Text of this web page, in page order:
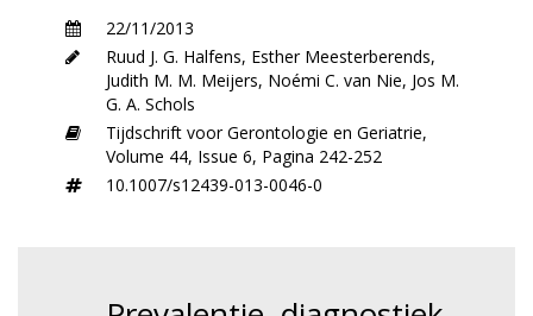
22/11/2013
Ruud J. G. Halfens, Esther Meesterberends,
Judith M. M. Meijers, Noémi C. van Nie, Jos M.
G. A. Schols
Tijdschrift voor Gerontologie en Geriatrie,
Volume 44, Issue 6, Pagina 242-252
10.1007/s12439-013-0046-0